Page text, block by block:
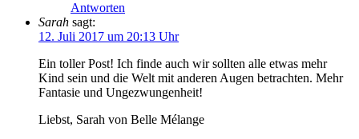
Antworten
Sarah sagt:
12. Juli 2017 um 20:13 Uhr
Ein toller Post! Ich finde auch wir sollten alle etwas mehr
Kind sein und die Welt mit anderen Augen betrachten. Mehr
Fantasie und Ungezwungenheit!
Liebst, Sarah von Belle Mélange